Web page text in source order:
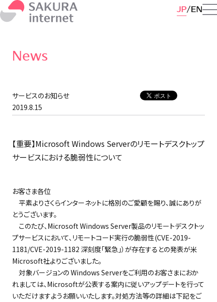
JP EN
News
サービスのお知らせ
2019.8.15
【重要】Microsoft Windows Serverのリモートデスクトップ
サービスにおける脆弱性について
お客さま各位
平素よりさくらインターネットに格別のご愛顧を賜り、誠にありが
とうございます。
このたび、Microsoft Windows Server製品のリモートデスクトッ
プサービスにおいて、リモートコード実行の脆弱性(CVE-2019-
1181/CVE-2019-1182 深刻度「緊急」）が存在するとの発表が米
Microsoft社よりございました。
対象バージョンの Windows Serverをご利用のお客さまにおか
れましては、Microsoftが公表する案内に従いアップデートを行って
いただけますようお願いいたします。対処方法等の詳細は下記をご